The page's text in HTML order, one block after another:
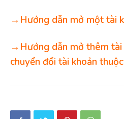
→Hướng dẫn mở một tài
→Hướng dẫn mở thêm tài
chuyển đổi tài khoản